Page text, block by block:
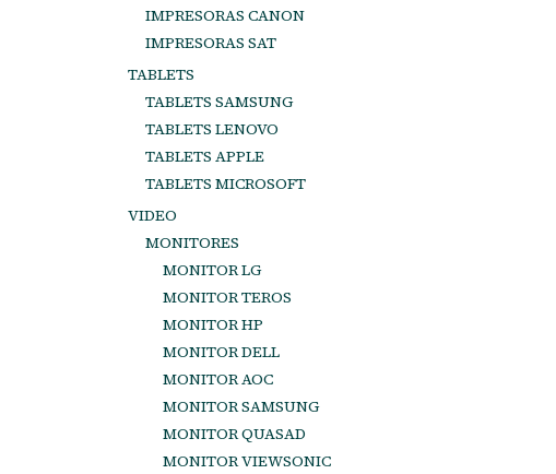
IMPRESORAS CANON
IMPRESORAS SAT
TABLETS
TABLETS SAMSUNG
TABLETS LENOVO
TABLETS APPLE
TABLETS MICROSOFT
VIDEO
MONITORES
MONITOR LG
MONITOR TEROS
MONITOR HP
MONITOR DELL
MONITOR AOC
MONITOR SAMSUNG
MONITOR QUASAD
MONITOR VIEWSONIC